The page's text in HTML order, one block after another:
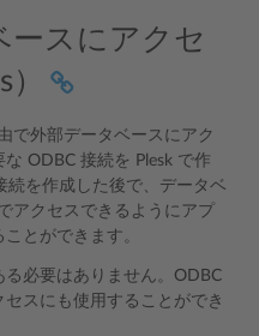
ースにアクセ
で外部データベースにアク
ODBC 接続を Plesk で作
続を作成した後で、データベ
アクセスできるようにアプ
とができます。
必要はありません。ODBC
スにも使用することができ